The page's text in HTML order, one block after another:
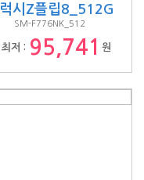
시Z플립8_512G
SM-F776NK_512
저 : 95,741 원